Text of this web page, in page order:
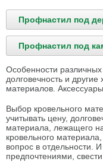
Профнастил под
Профнастил под
Особенности
долговечность и другие
материалов.
Выбор кровельного
учитывать цену,
материала, лежащего
кровельного
вопрос в отдельности.
предпочтениями,